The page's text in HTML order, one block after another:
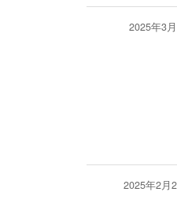
2025年3
2025年2月